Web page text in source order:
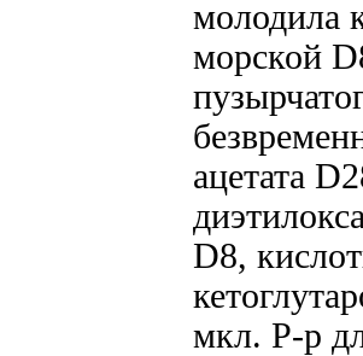
молодила
морской
ацетата
D8,
мкл. Р-р